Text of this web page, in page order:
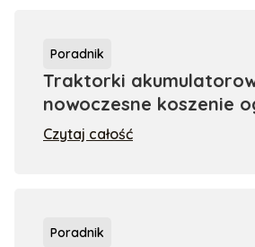
Poradnik
Traktorki
nowoczesne koszenie
Czytaj całość
Poradnik